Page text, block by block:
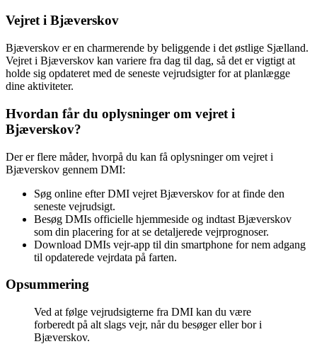
Vejret i Bjæverskov
Bjæverskov er en charmerende by beliggende i det østlige Sjælland.
Vejret i Bjæverskov kan variere fra dag til dag, så det er vigtigt at
holde sig opdateret med de seneste vejrudsigter for at planlægge
dine aktiviteter.
Hvordan får du oplysninger om vejret i
Bjæverskov?
Der er flere måder, hvorpå du kan få oplysninger om vejret i
Bjæverskov gennem DMI:
Søg online efter DMI vejret Bjæverskov for at finde den
seneste vejrudsigt.
Besøg DMIs officielle hjemmeside og indtast Bjæverskov
som din placering for at se detaljerede vejrprognoser.
Download DMIs vejr-app til din smartphone for nem adgang
til opdaterede vejrdata på farten.
Opsummering
Ved at følge vejrudsigterne fra DMI kan du være
forberedt på alt slags vejr, når du besøger eller bor i
Bjæverskov.